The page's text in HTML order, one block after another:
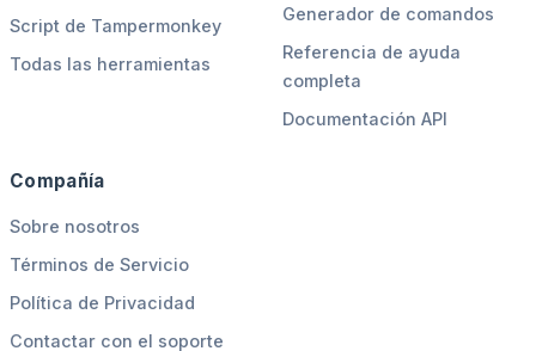
Script de Tampermonkey
Todas las herramientas
Generador de comandos
Referencia de ayuda
completa
Documentación API
Compañía
Sobre nosotros
Términos de Servicio
Política de Privacidad
Contactar con el soporte